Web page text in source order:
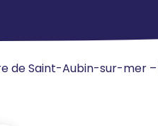
de Saint-Aubin-sur-mer